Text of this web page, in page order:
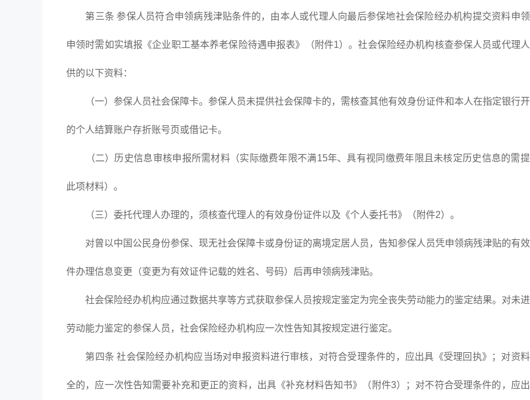
第三条 参保人员符合申领病残津贴条件的，由本人或代理人向最后参保地社会保险经办机构提交资料申领
申领时需如实填报《企业职工基本养老保险待遇申报表》（附件1）。社会保险经办机构核查参保人员或代理
供的以下资料：
（一）参保人员社会保障卡。参保人员未提供社会保障卡的，需核查其他有效身份证件和本人在指定银行
的个人结算账户存折账号页或借记卡。
（二）历史信息审核申报所需材料（实际缴费年限不满15年、具有视同缴费年限且未核定历史信息的需
此项材料）。
（三）委托代理人办理的，须核查代理人的有效身份证件以及《个人委托书》（附件2）。
对曾以中国公民身份参保、现无社会保障卡或身份证的离境定居人员，告知参保人员凭申领病残津贴的有
件办理信息变更（变更为有效证件记载的姓名、号码）后再申领病残津贴。
社会保险经办机构应通过数据共享等方式获取参保人员按规定鉴定为完全丧失劳动能力的鉴定结果。对未
劳动能力鉴定的参保人员，社会保险经办机构应一次性告知其按规定进行鉴定。
第四条 社会保险经办机构应当场对申报资料进行审核，对符合受理条件的，应出具《受理回执》；对资
全的，应一次性告知需要补充和更正的资料，出具《补充材料告知书》（附件3）；对不符合受理条件的，应